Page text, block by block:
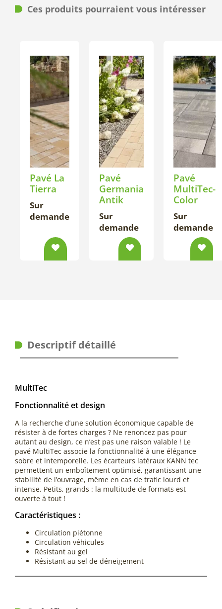
Ces produits pourraient vous intéresser
Pavé La
Tierra
Sur
demande
Pavé
Germania
Antik
Sur
demande
Pavé
MultiTec-
Color
Sur
demande
Descriptif détaillé
MultiTec
Fonctionnalité et design
A la recherche d’une solution économique capable de
résister à de fortes charges ? Ne renoncez pas pour
autant au design, ce n’est pas une raison valable ! Le
pavé MultiTec associe la fonctionnalité à une élégance
sobre et intemporelle. Les écarteurs latéraux KANN tec
permettent un emboîtement optimisé, garantissant une
stabilité de l’ouvrage, même en cas de trafic lourd et
intense. Petits, grands : la multitude de formats est
ouverte à tout !
Caractéristiques :
Circulation piétonne
Circulation véhicules
Résistant au gel
Résistant au sel de déneigement